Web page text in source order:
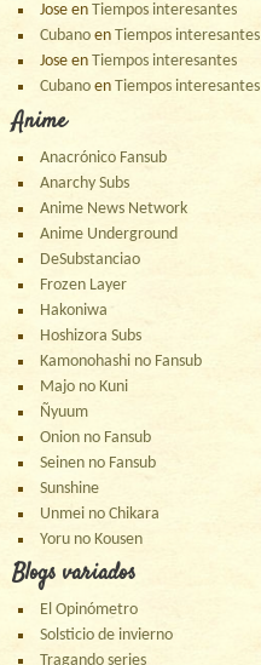
Jose enTiempos interesantes
Cubano enTiempos interesantes
Jose enTiempos interesantes
Cubano enTiempos interesantes
Anime
Anacrónico Fansub
Anarchy Subs
Anime News Network
Anime Underground
DeSubstanciao
Frozen Layer
Hakoniwa
Hoshizora Subs
Kamonohashi no Fansub
Majo no Kuni
Ñyuum
Onion no Fansub
Seinen no Fansub
Sunshine
Unmei no Chikara
Yoru no Kousen
Blogs variados
El Opinómetro
Solsticio de invierno
Tragando series